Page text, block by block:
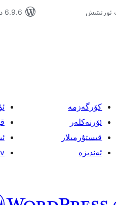
6.9.6 دا سىنالغان
كۆرگەزمە
ئۆرنەكلەر
قىستۇرمىلار
ئەندىزە